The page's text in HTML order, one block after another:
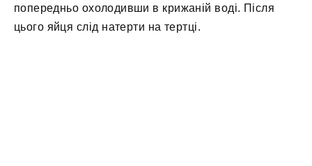
попередньо охолодивши в крижаній воді. Після
цього яйця слід натерти на тертці.